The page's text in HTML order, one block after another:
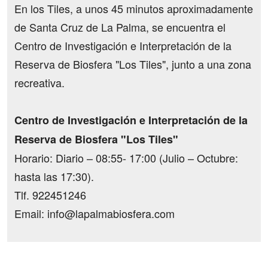
En los Tiles, a unos 45 minutos aproximadamente
de Santa Cruz de La Palma, se encuentra el
Centro de Investigación e Interpretación de la
Reserva de Biosfera "Los Tiles", junto a una zona
recreativa.
Centro de Investigación e Interpretación de la
Reserva de Biosfera "Los Tiles"
Horario: Diario – 08:55- 17:00 (Julio – Octubre:
hasta las 17:30).
Tlf. 922451246
Email: info@lapalmabiosfera.com